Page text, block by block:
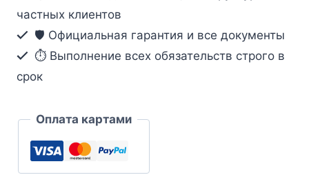
частных клиентов
🛡️ Официальная гарантия и все документы
⏱ Выполнение всех обязательств строго в
срок
Оплата картами